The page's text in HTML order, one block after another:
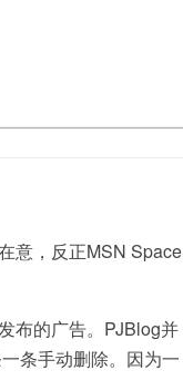
意，反正MSN Space
布的广告。PJBlog并
条手动删除。因为一